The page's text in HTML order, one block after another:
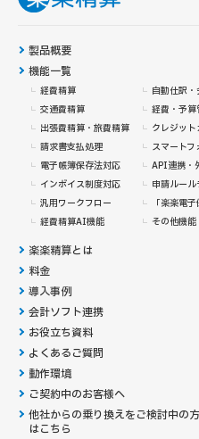
製品概要
機能一覧
経費精算
交通費精算
出張費精算・旅費精算
請求書支払処理
電子帳簿保存法対応
インボイス制度対応
汎用ワークフロー
経費精算AI機能
自動仕訳
経費・予算
クレジット
スマートフ
API連携・
申請ルール
「楽楽電
その他機能
楽楽精算とは
料金
導入事例
会計ソフト連携
お役立ち資料
よくあるご質問
動作環境
ご契約中のお客様へ
他社からの乗り換えをご検討中の方
はこちら